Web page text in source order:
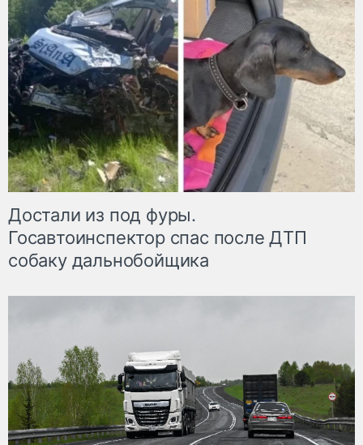
Достали из под фуры.
Госавтоинспектор спас после ДТП
собаку дальнобойщика